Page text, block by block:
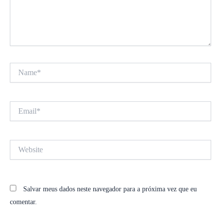
Salvar meus dados neste navegador para a próxima vez que eu
comentar.